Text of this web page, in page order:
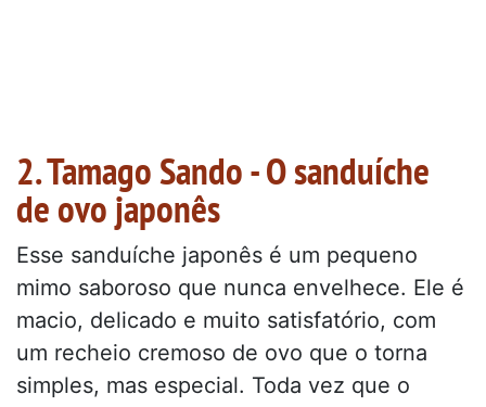
2. Tamago Sando - O sanduíche
de ovo japonês
Esse sanduíche japonês é um pequeno
mimo saboroso que nunca envelhece. Ele é
macio, delicado e muito satisfatório, com
um recheio cremoso de ovo que o torna
simples, mas especial. Toda vez que o